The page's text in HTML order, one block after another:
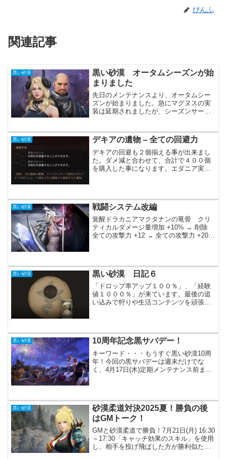
ぴんふ
関連記事
黒い砂漠
黒い砂漠 オータムシーズンが始
まりました
先日のメンテナンスより、オータムシー
ズンが始まりました。急にマグヌスの実
装は延期されましたが、シーズンサーバ
ッチが当たっています。メンテ後すぐに
ログインしたままの方は、...
黒い砂漠 デキアの遺物 – 全ての回避力
デキアの回避も２個揃える事が出来まし
た。ダメ減と合わせて、合計で４００個
を購入した事になります。エダニア実装
いった感じでした。次は遺...
黒い砂漠 戦闘システム改編
覚醒ドラカニアマクタナンの竜骨 クリ
ティカルダメージ量増加 +10% → 削除
全ての攻撃力 +12 → 全ての攻撃力 +20ク
の...
黒い砂漠 黒い砂漠 日記６
「ドロップ率アップ１００％」、「経験
値１０００％」が来ています。最後の追
い込みで狩りや生活コンテンツを頑張っ
い続いています。私はレベ...
黒い砂漠 10周年記念黒サバデー！
キーワード・・・もうすぐ黒い砂漠10周
年！今回の黒サバデーは週末だけでな
く、4月17日(木)定期メンテナンス前まで
もうすぐ黒い砂...
黒い砂漠
砂漠柔道対決2025夏！勝負の後
はGMトーク！
GMと砂漠柔道で勝負！7月21日(月) 16:30
～17:30「キャッチ効果のスキル」を使用
し、相手を投げ飛ばした方が勝利似たよ